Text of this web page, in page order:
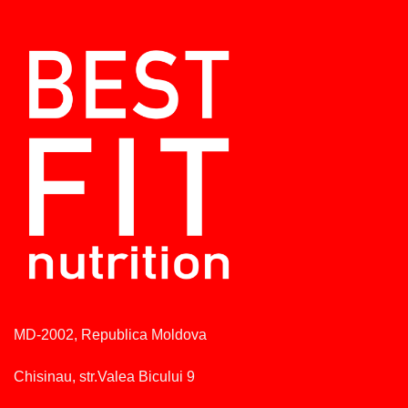
MD-2002, Republica Moldova
Chisinau, str.Valea Bicului 9